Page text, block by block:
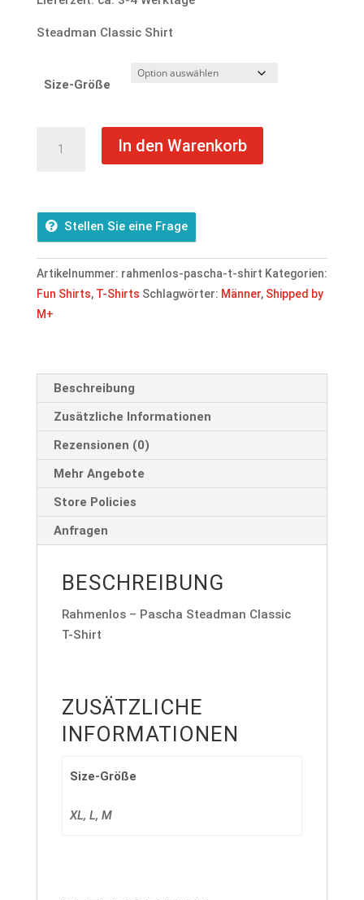
Steadman Classic Shirt
Size-Größe
Shirt
Menge
In den Warenkorb
Stellen Sie eine Frage
Artikelnummer: rahmenlos-pascha-t-shirt Kategorien:
Fun Shirts, T-Shirts Schlagwörter: Männer, Shipped by
M+
Beschreibung
Zusätzliche Informationen
Rezensionen (0)
Mehr Angebote
Store Policies
Anfragen
BESCHREIBUNG
Rahmenlos – Pascha Steadman Classic
T-Shirt
ZUSÄTZLICHE
INFORMATIONEN
Size-Größe
XL, L, M